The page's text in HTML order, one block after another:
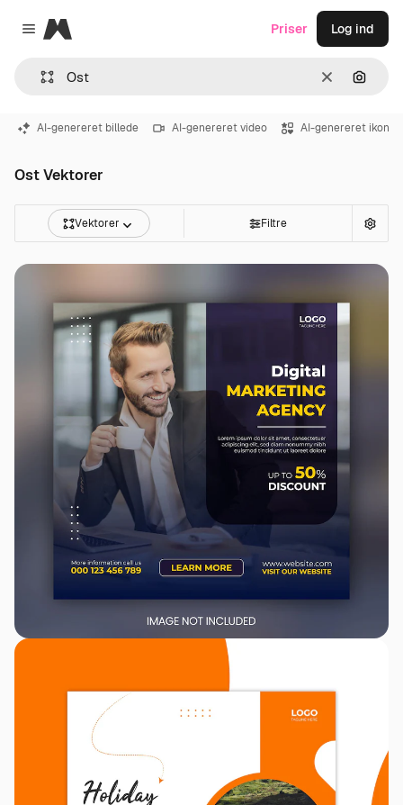
Close menu
Magnific
Klar Søg
Priser Log ind
AI-genereret billede AI-genereret video AI-genereret ikon
Ost Vektorer
Vektorer Filtre